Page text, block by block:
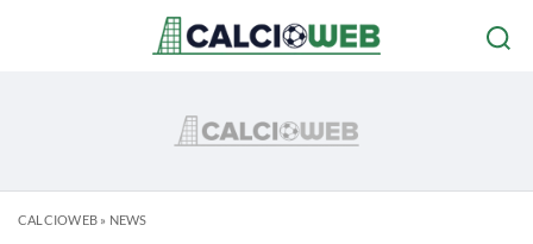
CALCIOWEB» NEWS